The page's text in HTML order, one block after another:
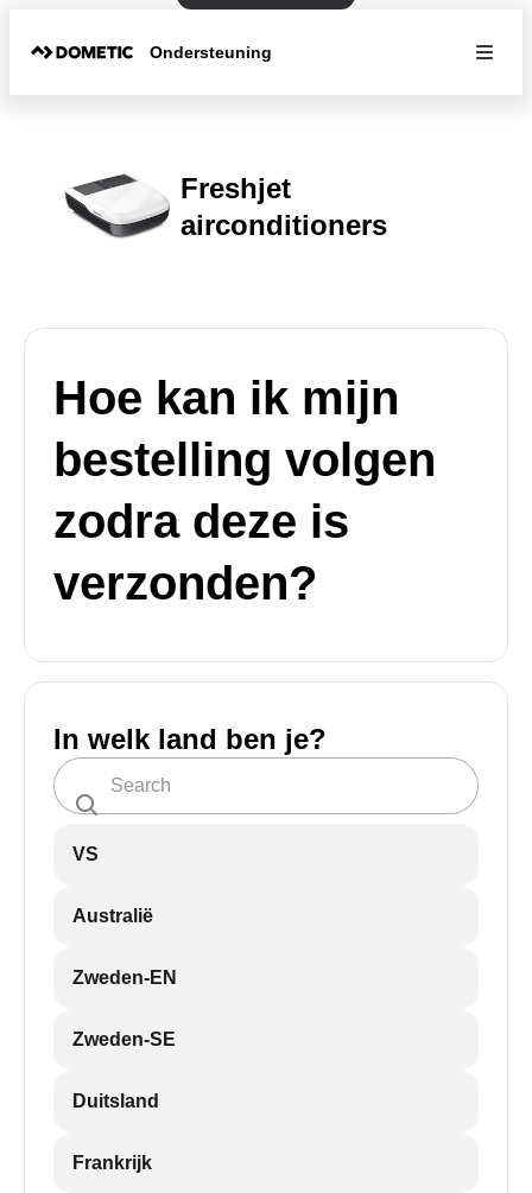
Ondersteuning
Freshjet
airconditioners
Hoe kan ik mijn
bestelling volgen
zodra deze is
verzonden?
In welk land ben je?
VS
Australië
Zweden-EN
Zweden-SE
Duitsland
Frankrijk